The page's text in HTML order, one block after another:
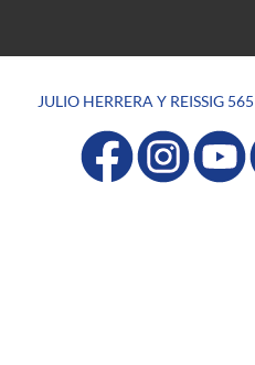
JULIO HERRERA Y REISSIG